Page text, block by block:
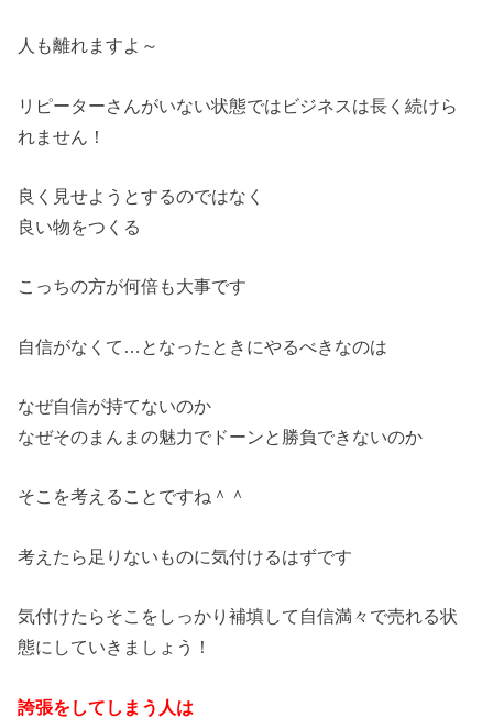
人も離れますよ～
リピーターさんがいない状態ではビジネスは長く続けら
れません！
良く見せようとするのではなく
良い物をつくる
こっちの方が何倍も大事です
自信がなくて…となったときにやるべきなのは
なぜ自信が持てないのか
なぜそのまんまの魅力でドーンと勝負できないのか
そこを考えることですね＾＾
考えたら足りないものに気付けるはずです
気付けたらそこをしっかり補填して自信満々で売れる状
態にしていきましょう！
誇張をしてしまう人は